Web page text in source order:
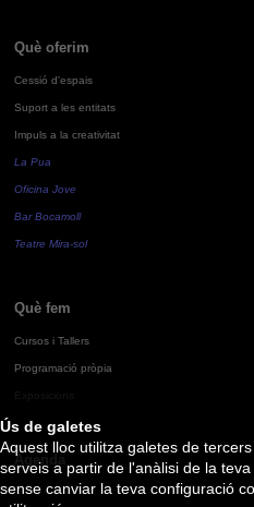
Ús de galetes
Aquest lloc utilitza galetes de
serveis a partir de l'anàlisi de la
sense canviar la teva configuració
Què oferim
Cessió d'espais
Suport a les entitats
Impuls a la creativitat
La Pua
Oficina Jove
Bar Bocamoll
Teatre Mira-sol
Què fem
Cursos i Tallers
Programació pròpia
Agenda